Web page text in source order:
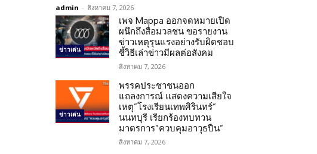
admin - สิงหาคม 7, 2026
ข่าวเด่น
เพจ Mappa ออกจดหมายเปิด
ผนึกถึงสื่อมวลชน ขอรายงาน
ข่าวเหตุรุนแรงอย่างรับผิดชอบ
ชี้วิธีเล่าข่าวมีผลต่อสังคม
สิงหาคม 7, 2026
ข่าวเด่น
พรรคประชาชนออก
แถลงการณ์ แสดงความเสียใจ
เหตุ”โรงเรียนเทพศิรินทร์”
นนทบุรี เรียกร้องทบทวน
มาตรการ”ควบคุมอาวุธปืน”
สิงหาคม 7, 2026